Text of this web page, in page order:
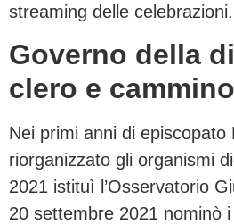
streaming delle celebrazioni.
Governo della
clero e
Nei primi anni di episcopato
riorganizzato gli organismi
2021 istituì l’Osservatorio
20 settembre 2021 nominò